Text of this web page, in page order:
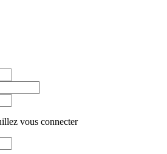
vous connecter